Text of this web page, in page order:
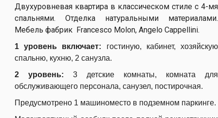
Двухуровневая квартира в классическом стиле с 4-мя
спальнями. Отделка натуральными материалами.
Мебель фабрик Francesco Molon, Angelo Cappellini.
1 уровень включает: гостиную, кабинет, хозяйскую
спальню, кухню, 2 санузла.
2 уровень: 3 детские комнаты, комната для
обслуживающего персонала, санузел, постирочная.
Предусмотрено 1 машиноместо в подземном паркинге.